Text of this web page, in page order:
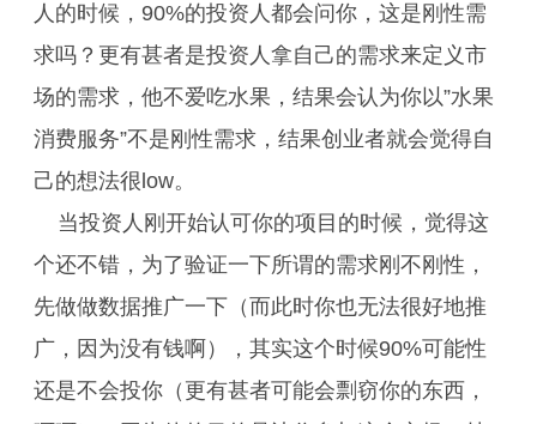
人的时候，90%的投资人都会问你，这是刚性需
求吗？更有甚者是投资人拿自己的需求来定义市
场的需求，他不爱吃水果，结果会认为你以”水果
消费服务”不是刚性需求，结果创业者就会觉得自
己的想法很low。
当投资人刚开始认可你的项目的时候，觉得这
个还不错，为了验证一下所谓的需求刚不刚性，
先做做数据推广一下（而此时你也无法很好地推
广，因为没有钱啊），其实这个时候90%可能性
还是不会投你（更有甚者可能会剽窃你的东西，